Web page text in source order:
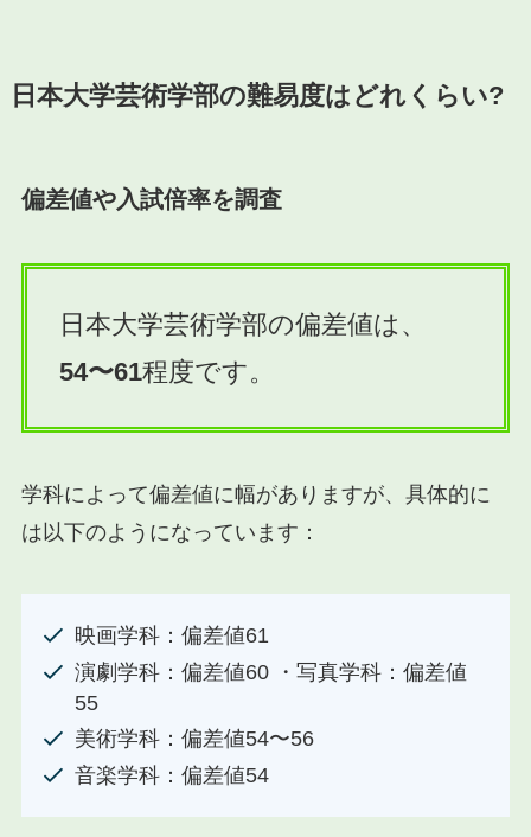
日本大学芸術学部の難易度はどれくらい?
偏差値や入試倍率を調査
日本大学芸術学部の偏差値は、
54〜61程度です。
学科によって偏差値に幅がありますが、具体的に
は以下のようになっています：
映画学科：偏差値61
演劇学科：偏差値60 ・写真学科：偏差値
55
美術学科：偏差値54〜56
音楽学科：偏差値54